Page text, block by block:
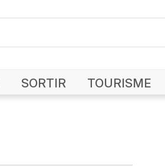
SORTIR TOURISME